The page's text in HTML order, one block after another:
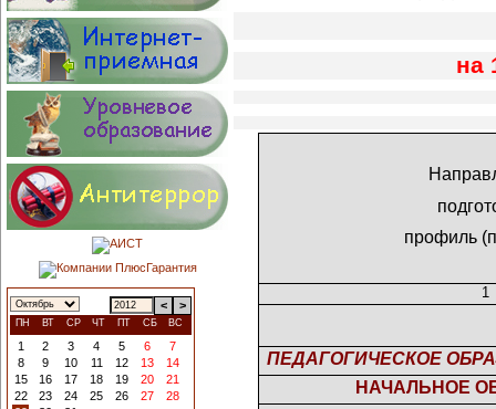
< >
ПН ВТ СР ЧТ ПТ СБ ВС
1 2 3 4 5 6
7
8
9 10 11 12 13
14
15
16 17 18 19 20
21
22
23 24 25 26 27
28
на
профиль
1
ПЕДАГОГИЧЕСКОЕ
НАЧАЛЬНОЕ